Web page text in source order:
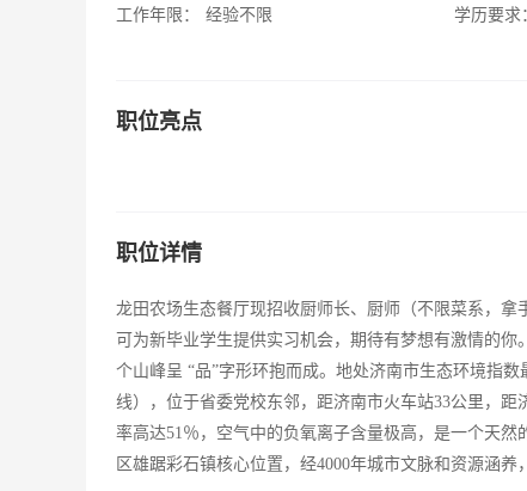
工作年限：
经验不限
学历要求
职位亮点
职位详情
龙田农场生态餐厅现招收厨师长、厨师（不限菜系，
可为新毕业学生提供实习机会，期待有梦想有激情的
个山峰呈 “品”字形环抱而成。地处济南市生态环境指
线），位于省委党校东邻，距济南市火车站33公里，
率高达51％，空气中的负氧离子含量极高，是一个天
区雄踞彩石镇核心位置，经4000年城市文脉和资源涵养